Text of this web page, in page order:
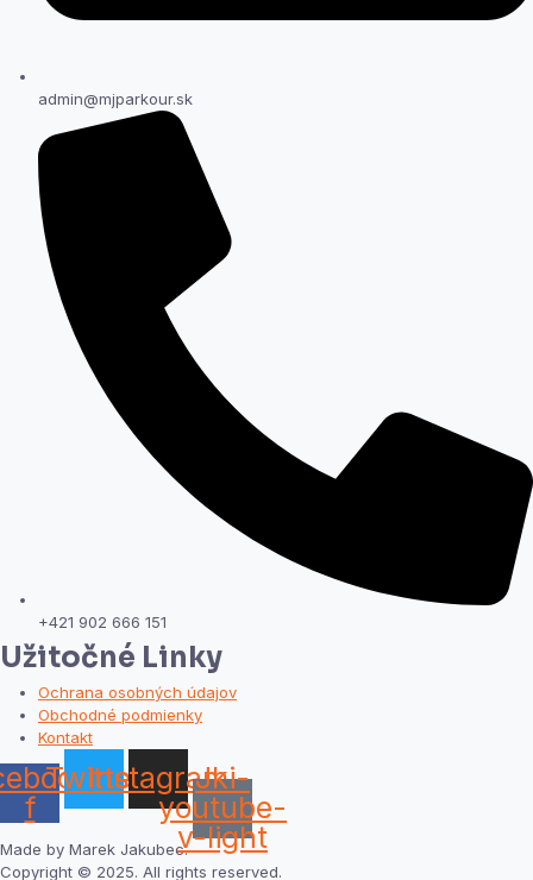
admin@mjparkour.sk
+421 902 666 151
Užitočné Linky
Ochrana osobných údajov
Obchodné podmienky
Kontakt
f
Twitter
Instagram
Jki-
youtube-
v-light
Made by Marek Jakubec.
Copyright © 2025. All rights reserved.